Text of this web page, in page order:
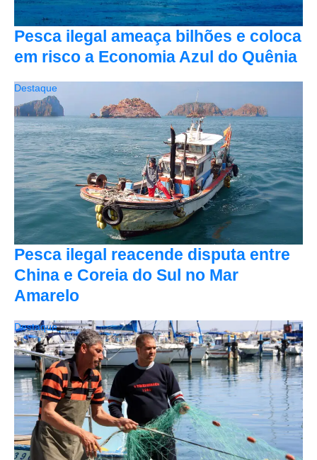
Pesca ilegal ameaça bilhões e coloca
em risco a Economia Azul do Quênia
Pesca ilegal reacende disputa entre
China e Coreia do Sul no Mar
Amarelo
Destaque
Destaque